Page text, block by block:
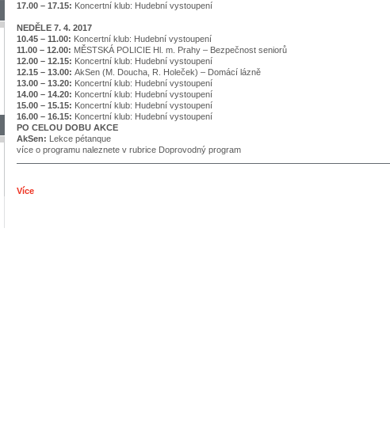
17.00 – 17.15: Koncertní klub: Hudební vystoupení
NEDĚLE 7. 4. 2017
10.45 – 11.00: Koncertní klub: Hudební vystoupení
11.00 – 12.00: MĚSTSKÁ POLICIE Hl. m. Prahy – Bezpečnost seniorů
12.00 – 12.15: Koncertní klub: Hudební vystoupení
12.15 – 13.00: AkSen (M. Doucha, R. Holeček) – Domácí lázně
13.00 – 13.20: Koncertní klub: Hudební vystoupení
14.00 – 14.20: Koncertní klub: Hudební vystoupení
15.00 – 15.15: Koncertní klub: Hudební vystoupení
16.00 – 16.15: Koncertní klub: Hudební vystoupení
PO CELOU DOBU AKCE
AkSen: Lekce pétanque
více o programu naleznete v rubrice Doprovodný program
Více